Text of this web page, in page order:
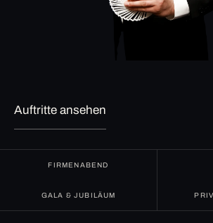
Auftritte ansehen
FIRMENABEND
GALA & JUBILÄUM